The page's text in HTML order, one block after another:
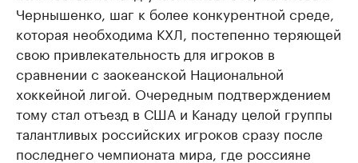
Чернышенко, шаг к более конкурентной среде,
которая необходима КХЛ, постепенно теряющей
свою привлекательность для игроков в
сравнении с заокеанской Национальной
хоккейной лигой. Очередным подтверждением
тому стал отъезд в США и Канаду целой группы
талантливых российских игроков сразу после
последнего чемпионата мира, где россияне